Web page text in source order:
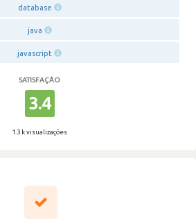
database
java
javascript
SATISFAÇÃO
3.4
1.3 k visualizações